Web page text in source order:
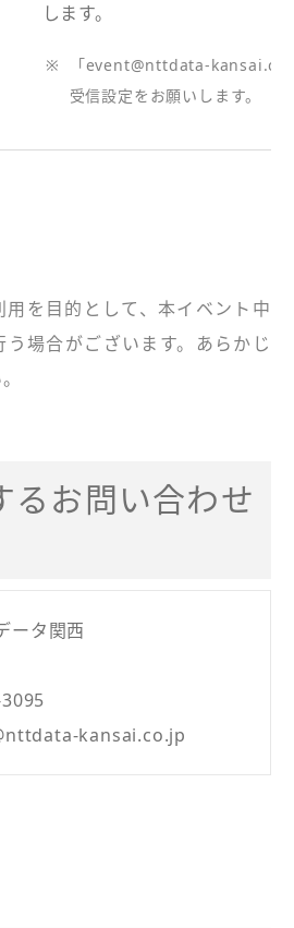
します。
※
「event@nttdata-
受信設定をお願いします。
用を目的として、本イベント中
う場合がございます。あらかじ
るお問い合わせ
ータ関西
kansai.co.jp